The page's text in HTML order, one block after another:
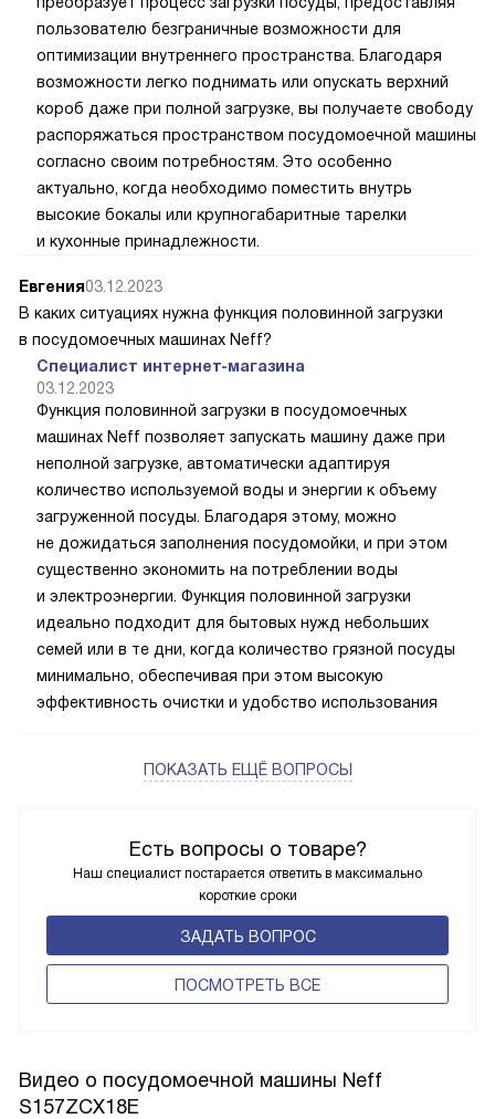
Есть вопросы о товаре?
Наш специалист постарается ответить в максимально
короткие сроки
ЗАДАТЬ ВОПРОС
ПОCМОТРЕТЬ ВСЕ
пользователю безграничные возможности для
оптимизации внутреннего пространства. Благодаря
возможности легко поднимать или опускать верхний
короб даже при полной загрузке, вы получаете свободу
распоряжаться пространством посудомоечной машины
согласно своим потребностям. Это особенно
актуально, когда необходимо поместить внутрь
высокие бокалы или крупногабаритные тарелки
и кухонные принадлежности.
Евгения03.12.2023
В каких ситуациях нужна функция половинной загрузки
в посудомоечных машинах Neff?
Специалист интернет-магазина
03.12.2023
Функция половинной загрузки в посудомоечных
машинах Neff позволяет запускать машину даже при
неполной загрузке, автоматически адаптируя
количество используемой воды и энергии к объему
загруженной посуды. Благодаря этому, можно
не дожидаться заполнения посудомойки, и при этом
существенно экономить на потреблении воды
и электроэнергии. Функция половинной загрузки
идеально подходит для бытовых нужд небольших
семей или в те дни, когда количество грязной посуды
минимально, обеспечивая при этом высокую
эффективность очистки и удобство использования
ПОКАЗАТЬ ЕЩЁ ВОПРОСЫ
Видео о посудомоечной машины Neff
S157ZCX18E